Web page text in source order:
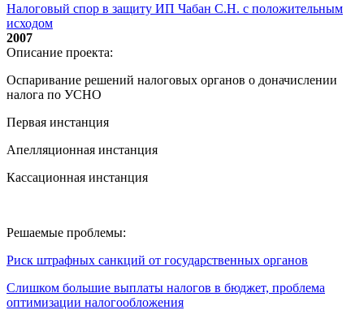
Налоговый спор в защиту ИП Чабан С.Н. с положительным
исходом
2007
Описание проекта:
Оспаривание решений налоговых органов о доначислении
налога по УСНО
Первая инстанция
Апелляционная инстанция
Кассационная инстанция
Решаемые проблемы:
Риск штрафных санкций от государственных органов
Слишком большие выплаты налогов в бюджет, проблема
оптимизации налогообложения